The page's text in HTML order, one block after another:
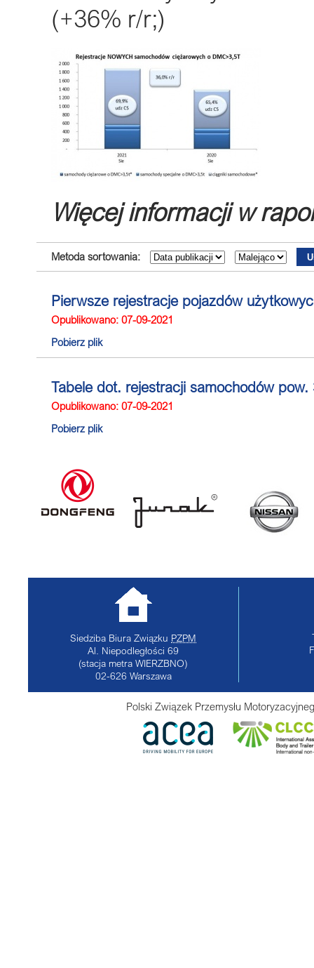
(+36% r/r;)
Więcej informacji w
Metoda sortowania:
Pierwsze rejestracje pojazdów
Opublikowano: 07-09-2021
Pobierz plik
Tabele dot. rejestracji samochodów
Opublikowano: 07-09-2021
Pobierz plik
Siedziba Biura Związku PZPM
Al. Niepodległości 69
(stacja metra WIERZBNO)
02-626 Warszawa
Polski Związek Przemysłu